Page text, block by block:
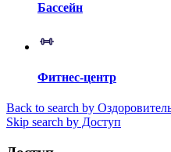
Бассейн
Фитнес-центр
Back to search by
Skip search by Доступ